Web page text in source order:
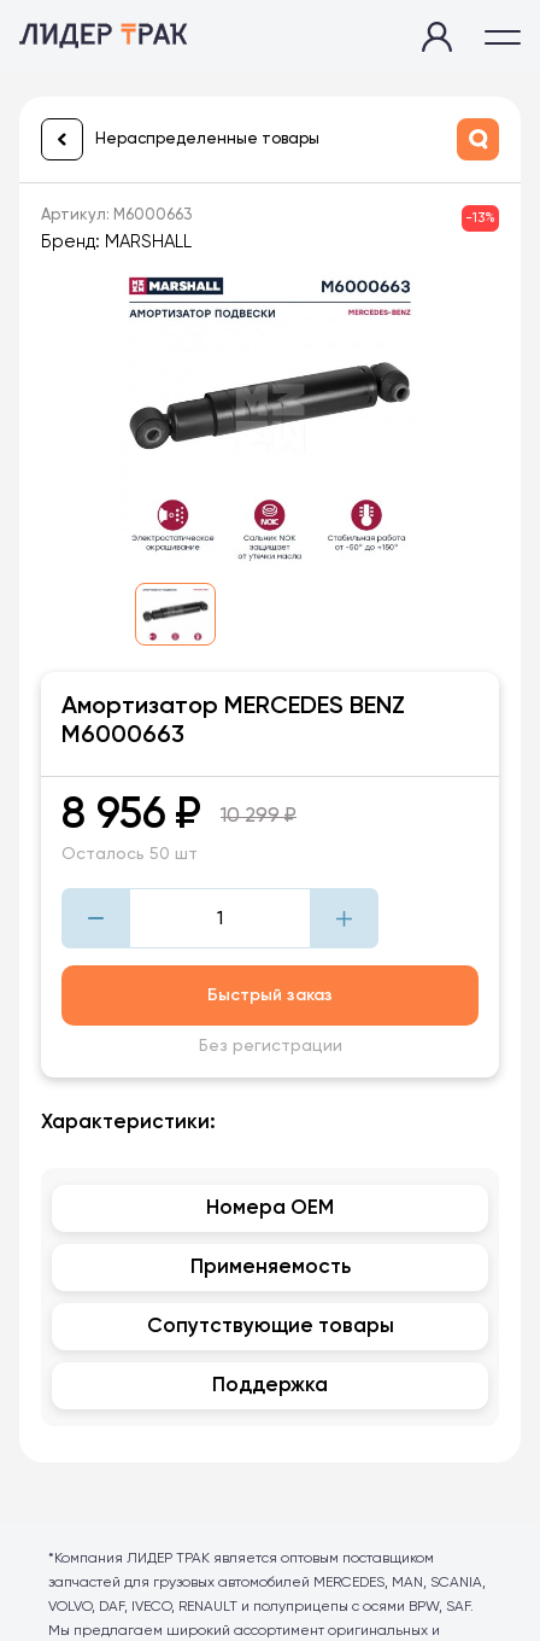
Нераспределенные товары
Артикул: M6000663
Бренд: MARSHALL
-13%
Амортизатор MERCEDES BENZ
M6000663
8 956 ₽ 10 299₽
Осталось 50 шт
Быстрый заказ
Без регистрации
Характеристики:
Номера OEM
Применяемость
Сопутствующие товары
Поддержка
*Компания ЛИДЕР ТРАК является оптовым поставщиком
запчастей для грузовых автомобилей MERCEDES, MAN, SCANIA,
VOLVO, DAF, IVECO, RENAULT и полуприцепы с осями BPW, SAF.
Мы предлагаем широкий ассортимент оригинальных и